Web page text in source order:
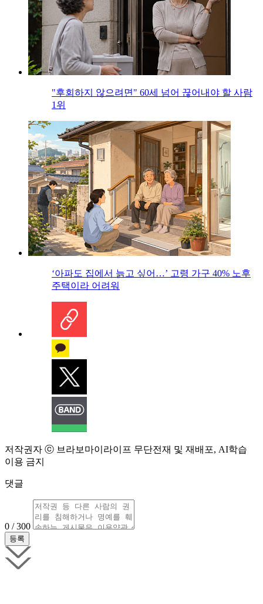
"후회하지 않으려면" 60세 넘어 끊어내야 할 사람
1위
‘아파도 집에서 늙고 싶어…’ 고령 가구 40% 노후
주택이라 어려워
저작권자 ⓒ 브라보마이라이프 무단전재 및 재배포, AI학습
이용 금지
댓글
0 / 300